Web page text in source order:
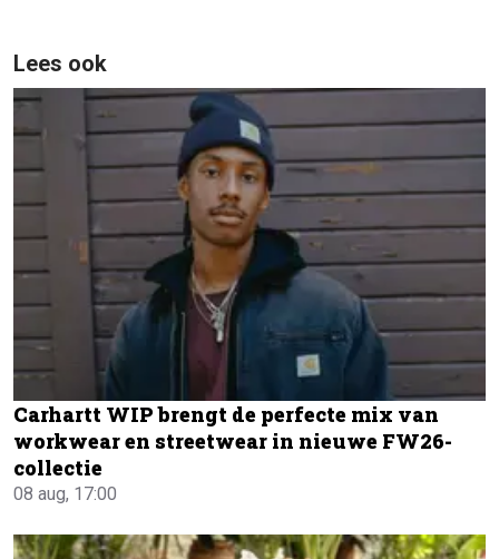
Lees ook
Carhartt WIP brengt de perfecte mix van
workwear en streetwear in nieuwe FW26-
collectie
08 aug, 17:00